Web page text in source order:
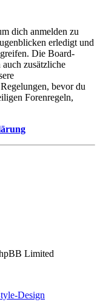
dich anmelden zu
erledigt und
Die Board-
zusätzliche
bevor du
Forenregeln,
Limited
Design